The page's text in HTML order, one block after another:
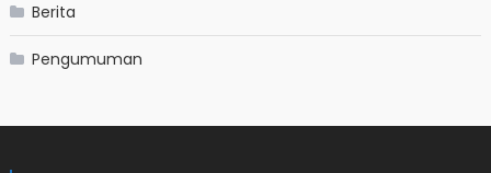
Berita
Pengumuman